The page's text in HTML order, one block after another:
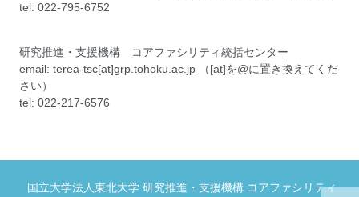
tel: 022-795-6752
研究推進・支援機構 コアファシリティ統括センター
email: terea-tsc[at]grp.tohoku.ac.jp （[at]を@に置き換えてくだ
さい）
tel: 022-217-6576
国立大学法人東北大学 研究推進・支援機構 コアファシリティ